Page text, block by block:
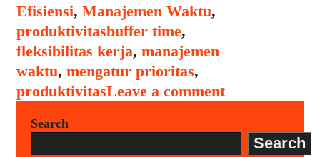
Waktu
untuk
Aktivitas
yang
Tidak
Categories
Efisiensi, Manajemen Waktu,
produktivitasTags
buffer time,
fleksibilitas kerja, manajemen
waktu, mengatur prioritas,
produktivitasLeave a comment
Search
Search